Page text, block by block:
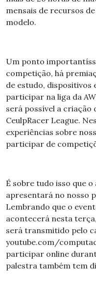
mensais de recursos
modelo.
Um ponto
competição, há
de estudo, dispositivos
participar na liga da
será possível a criação
CeulpRacer League.
experiências sobre
participar de
É sobre tudo isso que
apresentará no nosso
Lembrando que o
acontecerá nesta
será transmitido pelo
youtube.com/
participar online
palestra também tem